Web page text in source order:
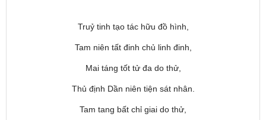
Truỷ tinh tạo tác hữu đồ hình,
Tam niên tất đinh chủ linh đinh,
Mai táng tốt tử đa do thử,
Thủ định Dần niên tiện sát nhân.
Tam tang bất chỉ giai do thử,